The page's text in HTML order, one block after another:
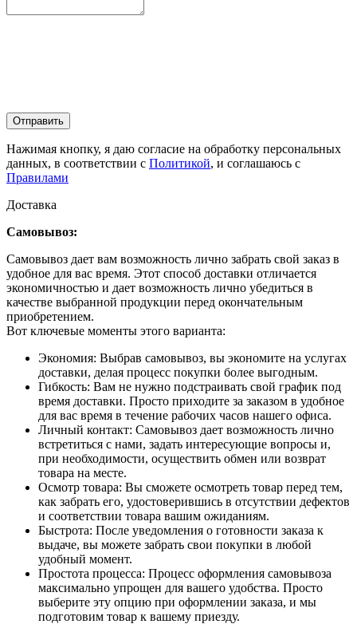
Отправить
Нажимая кнопку, я даю согласие на обработку персональных
данных, в соответствии с Политикой, и соглашаюсь с
Правилами
Доставка
Самовывоз:
Самовывоз дает вам возможность лично забрать свой заказ в
удобное для вас время. Этот способ доставки отличается
экономичностью и дает возможность лично убедиться в
качестве выбранной продукции перед окончательным
приобретением.
Вот ключевые моменты этого варианта:
Экономия: Выбрав самовывоз, вы экономите на услугах
доставки, делая процесс покупки более выгодным.
Гибкость: Вам не нужно подстраивать свой график под
время доставки. Просто приходите за заказом в удобное
для вас время в течение рабочих часов нашего офиса.
Личный контакт: Самовывоз дает возможность лично
встретиться с нами, задать интересующие вопросы и,
при необходимости, осуществить обмен или возврат
товара на месте.
Осмотр товара: Вы сможете осмотреть товар перед тем,
как забрать его, удостоверившись в отсутствии дефектов
и соответствии товара вашим ожиданиям.
Быстрота: После уведомления о готовности заказа к
выдаче, вы можете забрать свои покупки в любой
удобный момент.
Простота процесса: Процесс оформления самовывоза
максимально упрощен для вашего удобства. Просто
выберите эту опцию при оформлении заказа, и мы
подготовим товар к вашему приезду.